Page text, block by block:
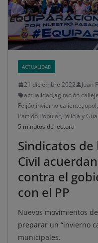
ACTUALIDAD
21 diciembre 2022
Juan
actualidad,agitación
Feijóo,invierno caliente,jupol,
Partido Popular,Policía y
5 minutos de lectura
Sindicatos de
Civil
contra el
con el PP
Nuevos movimientos
preparar un “invierno
municipales.